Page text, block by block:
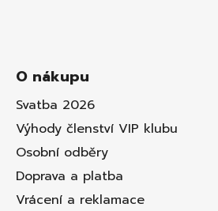
O nákupu
Svatba 2026
Výhody členství VIP klubu
Osobní odběry
Doprava a platba
Vrácení a reklamace